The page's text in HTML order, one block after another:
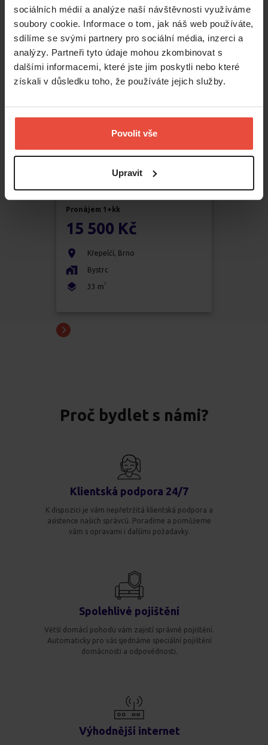
sociálních médií a analýze naší návštěvnosti využíváme
soubory cookie. Informace o tom, jak náš web používáte,
sdílíme se svými partnery pro sociální média, inzerci a
analýzy. Partneři tyto údaje mohou zkombinovat s
dalšími informacemi, které jste jim poskytli nebo které
získali v důsledku toho, že používáte jejich služby.
Povolit vše
Upravit
Zábrdovice
29m
Pronájem 1+kk
15 500 Kč
Křepelčí, Brno
Bystrc
33 m 2
Proč bydlet s námi?
Klientská podpora 24/7
K dispozici je vám nepřetržitá klientská podpora a
asistence našich správců. Poradíme a pomůžeme
vám s opravami i dalšími požadavky.
Spolehlivé pojištění
Větší domácí pohodu vám zajistí správné pojištění.
Automaticky pro vás sjednáme speciální pojištění
domácnosti a odpovědnosti.
Výhodnější internet